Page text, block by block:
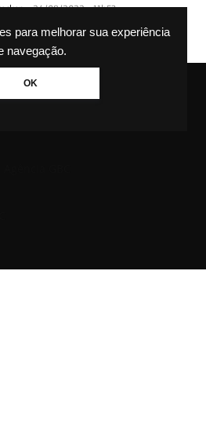
para melhorar sua experiência
navegação.
OK
- 24/08/2022 - 11h53
Todos os direitos reservados.
AGÊNCIA GBC